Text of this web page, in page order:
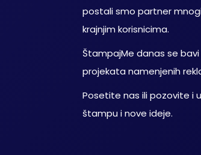
postali smo partner
krajnjim korisnicima.
ŠtampajMe danas se
projekata namenjenih
Posetite nas ili pozovite i
štampu i nove ideje.